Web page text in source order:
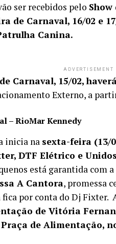
ser recebidos pelo Show
de Carnaval, 16/02 e
Canina.
ADVERTISEMENT
Carnaval, 15/02,
Externo, a
– RioMar Kennedy
inicia na sexta-feira (13/
DTF Elétrico e
está garantida
A Cantora, promessa
por conta do Dj Fixter.
de Vitória
de Alimentação,